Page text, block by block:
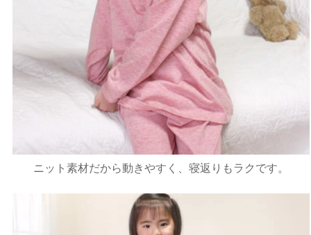
ニット素材だから動きやすく、寝返りもラクです。